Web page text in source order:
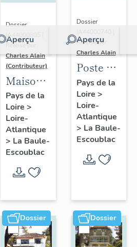
Aperçu
Dossier
IA44000805 |
Réalisé par
Charles Alain
(Contributeur)
Maison
dite villa
balnéaire
Nam Ky,
139
avenue
du
Maréchal-
Lattre-
de-
Tassigny
Pays de la
Loire >
Loire-
Atlantique
> La Baule-
Escoublac
Aperçu
Dossier
Réalisé par
Charles Alain
Poste de
la Baule-
Escoublac,
place de
la
Victoire
Pays de la
Loire >
Loire-
Atlantique
> La Baule-
Escoublac
Dossier Dossier